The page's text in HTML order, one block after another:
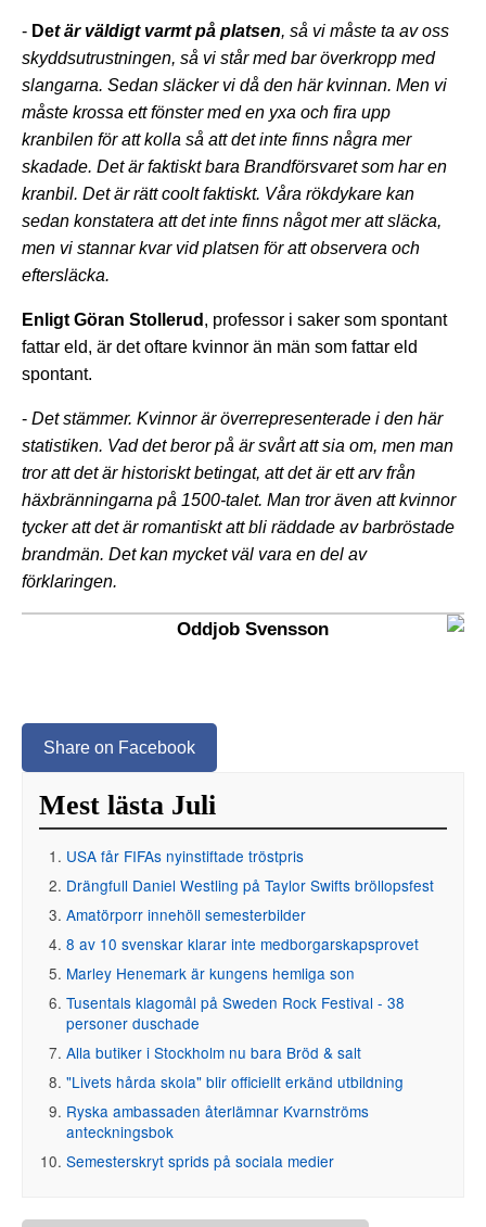
- Det är väldigt varmt på platsen, så vi måste ta av oss
skyddsutrustningen, så vi står med bar överkropp med
slangarna. Sedan släcker vi då den här kvinnan. Men vi
måste krossa ett fönster med en yxa och fira upp
kranbilen för att kolla så att det inte finns några mer
skadade. Det är faktiskt bara Brandförsvaret som har en
kranbil. Det är rätt coolt faktiskt. Våra rökdykare kan
sedan konstatera att det inte finns något mer att släcka,
men vi stannar kvar vid platsen för att observera och
eftersläcka.
Enligt Göran Stollerud , professor i saker som spontant
fattar eld, är det oftare kvinnor än män som fattar eld
spontant.
- Det stämmer. Kvinnor är överrepresenterade i den här
statistiken. Vad det beror på är svårt att sia om, men man
tror att det är historiskt betingat, att det är ett arv från
häxbränningarna på 1500-talet. Man tror även att kvinnor
tycker att det är romantiskt att bli räddade av barbröstade
brandmän. Det kan mycket väl vara en del av
förklaringen.
Oddjob Svensson
Share on Facebook
Mest lästa Juli
USA får FIFAs nyinstiftade tröstpris
Drängfull Daniel Westling på Taylor Swifts bröllopsfest
Amatörporr innehöll semesterbilder
8 av 10 svenskar klarar inte medborgarskapsprovet
Marley Henemark är kungens hemliga son
Tusentals klagomål på Sweden Rock Festival - 38
personer duschade
Alla butiker i Stockholm nu bara Bröd & salt
"Livets hårda skola" blir officiellt erkänd utbildning
Ryska ambassaden återlämnar Kvarnströms
anteckningsbok
Semesterskryt sprids på sociala medier